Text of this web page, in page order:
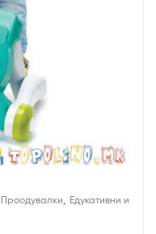
Проодувалки, Едукативни и